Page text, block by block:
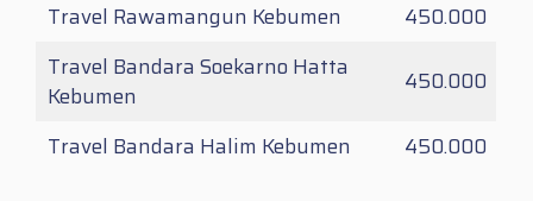
Travel Rawamangun Kebumen
450.000
Travel Bandara Soekarno Hatta
Kebumen
450.000
Travel Bandara Halim Kebumen 450.000